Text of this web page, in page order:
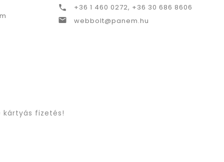
 +36 1 460 0272, +36 30 686 8606
 webbolt@panem.hu
kártyás fizetés!